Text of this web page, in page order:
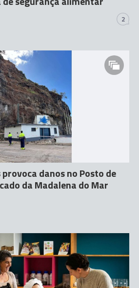
2
danos no Posto de
da Madalena do Mar